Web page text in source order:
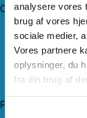
analysere vores
brug af vores
sociale medier,
Vores partnere
oplysninger, du
fra din brug af
Om Hjemmeudstyr
Om os
Levering
Kundeservice
Returnering
Privatlivspolitik
Følg os